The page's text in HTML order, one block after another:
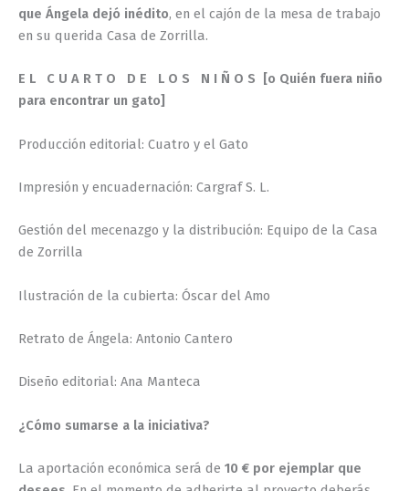
que Ángela dejó inédito, en el cajón de la mesa de trabajo
en su querida Casa de Zorrilla.
E L C U A R T O D E L O S N I Ñ O S
[o Quién fuera niño
para encontrar un gato]
Producción editorial: Cuatro y el Gato
Impresión y encuadernación: Cargraf S. L.
Gestión del mecenazgo y la distribución: Equipo de la Casa
de Zorrilla
Ilustración de la cubierta: Óscar del Amo
Retrato de Ángela: Antonio Cantero
Diseño editorial: Ana Manteca
¿Cómo sumarse a la iniciativa?
La aportación económica será de 10 € por ejemplar que